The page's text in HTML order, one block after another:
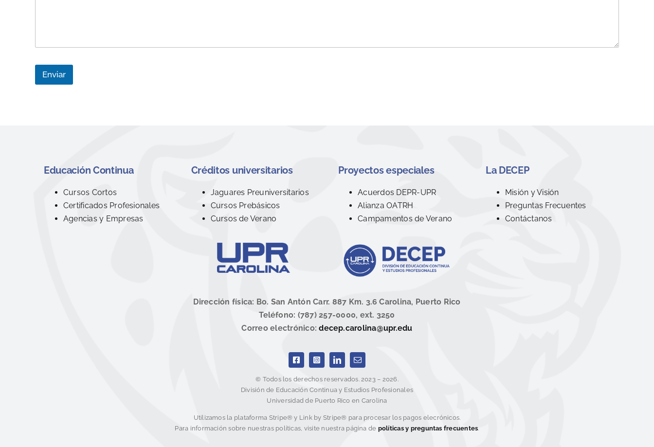
Enviar
Educación Continua
Cursos Cortos
Certificados Profesionales
Agencias y Empresas
Créditos universitarios
Jaguares Preuniversitarios
Cursos Prebásicos
Cursos de Verano
Proyectos especiales
Acuerdos DEPR-UPR
Alianza OATRH
Campamentos de Verano
La DECEP
Misión y Visión
Preguntas Frecuentes
Contáctanos
Dirección física: Bo. San Antón Carr. 887 Km. 3.6 Carolina, Puerto Rico
Teléfono: (787) 257-0000, ext. 3250
Correo electrónico:decep.carolina@upr.edu
© Todos los derechos reservados. 2023 – 2026.
División de Educación Continua y Estudios Profesionales
Universidad de Puerto Rico en Carolina
Utilizamos la plataforma Stripe® y Link by Stripe® para procesar los pagos elecrónicos.
Para información sobre nuestras políticas, visite nuestra página de políticas y preguntas frecuentes.